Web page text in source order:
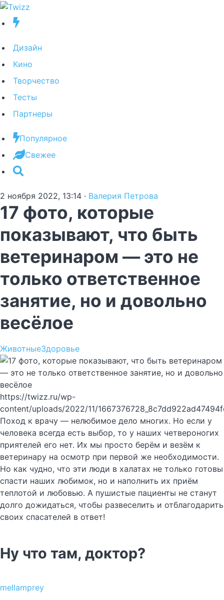
Дизайн
Кино
Творчество
Тесты
Партнеры
Популярное
Свежее
2 ноября 2022, 13:14 · Валерия Петрова
17 фото, которые
показывают, что быть
ветеринаром — это не
только ответственное
занятие, но и довольно
весёлое
ЖивотныеЗдоровье
https://twizz.ru/wp-
content/uploads/2022/11/
Поход к врачу — нелюбимое дело многих. Но если у
человека всегда есть выбор, то у наших четвероногих
приятелей его нет. Их мы просто берём и везём к
ветеринару на осмотр при первой же необходимости.
Но как чудно, что эти люди в халатах не только готовы
спасти наших любимок, но и наполнить их приём
теплотой и любовью. А пушистые пациенты не станут
долго дожидаться, чтобы развеселить и отблагодарить
своих спасателей в ответ!
Ну что там, доктор?
mellamprey